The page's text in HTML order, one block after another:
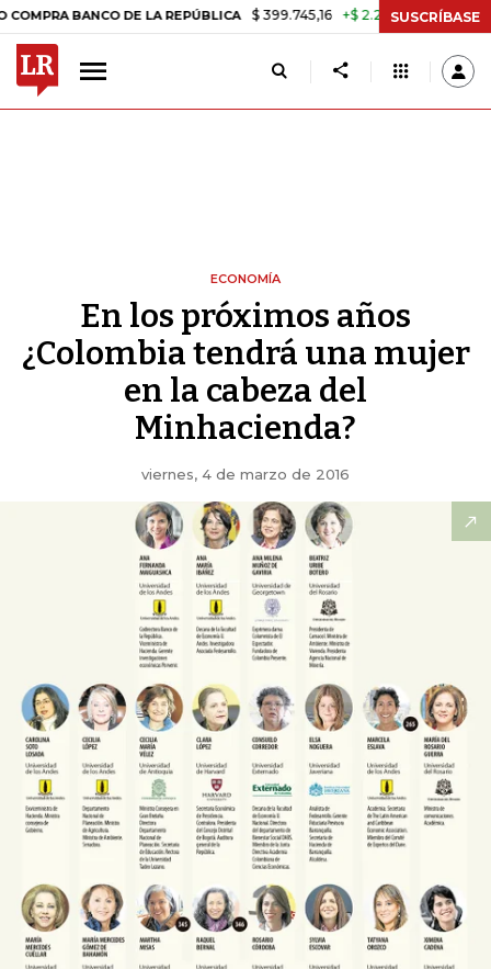
BANCO DE LA REPÚBLICA $ 399.745,16 +$ 2.295,71 +0,58% TASA
SUSCRÍBASE
ECONOMÍA
En los próximos años
¿Colombia tendrá una mujer
en la cabeza del
Minhacienda?
viernes, 4 de marzo de 2016